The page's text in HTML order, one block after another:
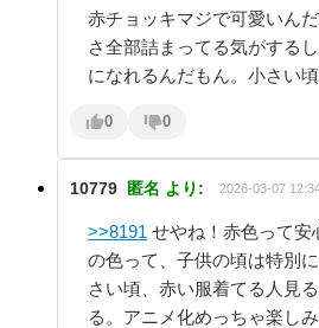
赤チョッキマジで可愛いん
さ全部詰まってる気がする
になれるんだもん。小さい
0 0
10779 匿名 より: 2026-03-07
>>8191 せやね！赤色って安
の色って、子供の頃は特別
さい頃、赤い服着てる人見
る。アニメ化めっちゃ楽しみ